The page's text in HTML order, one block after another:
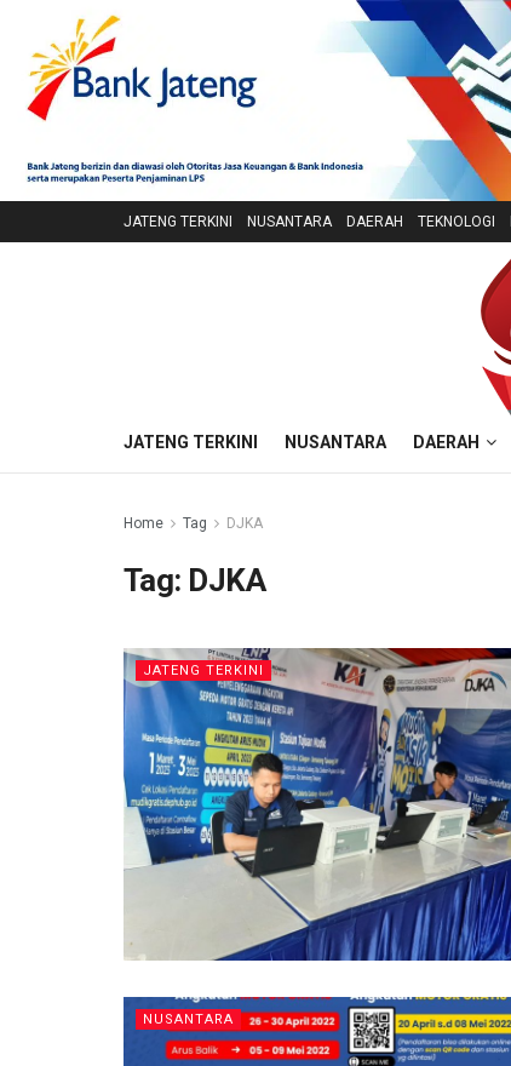
JATENG TERKINI NUSANTARA DAERAH TEKNOLOGI
JATENG TERKINI NUSANTARA DAERAH
Home Tag DJKA
Tag: DJKA
JATENG TERKINI
NUSANTARA